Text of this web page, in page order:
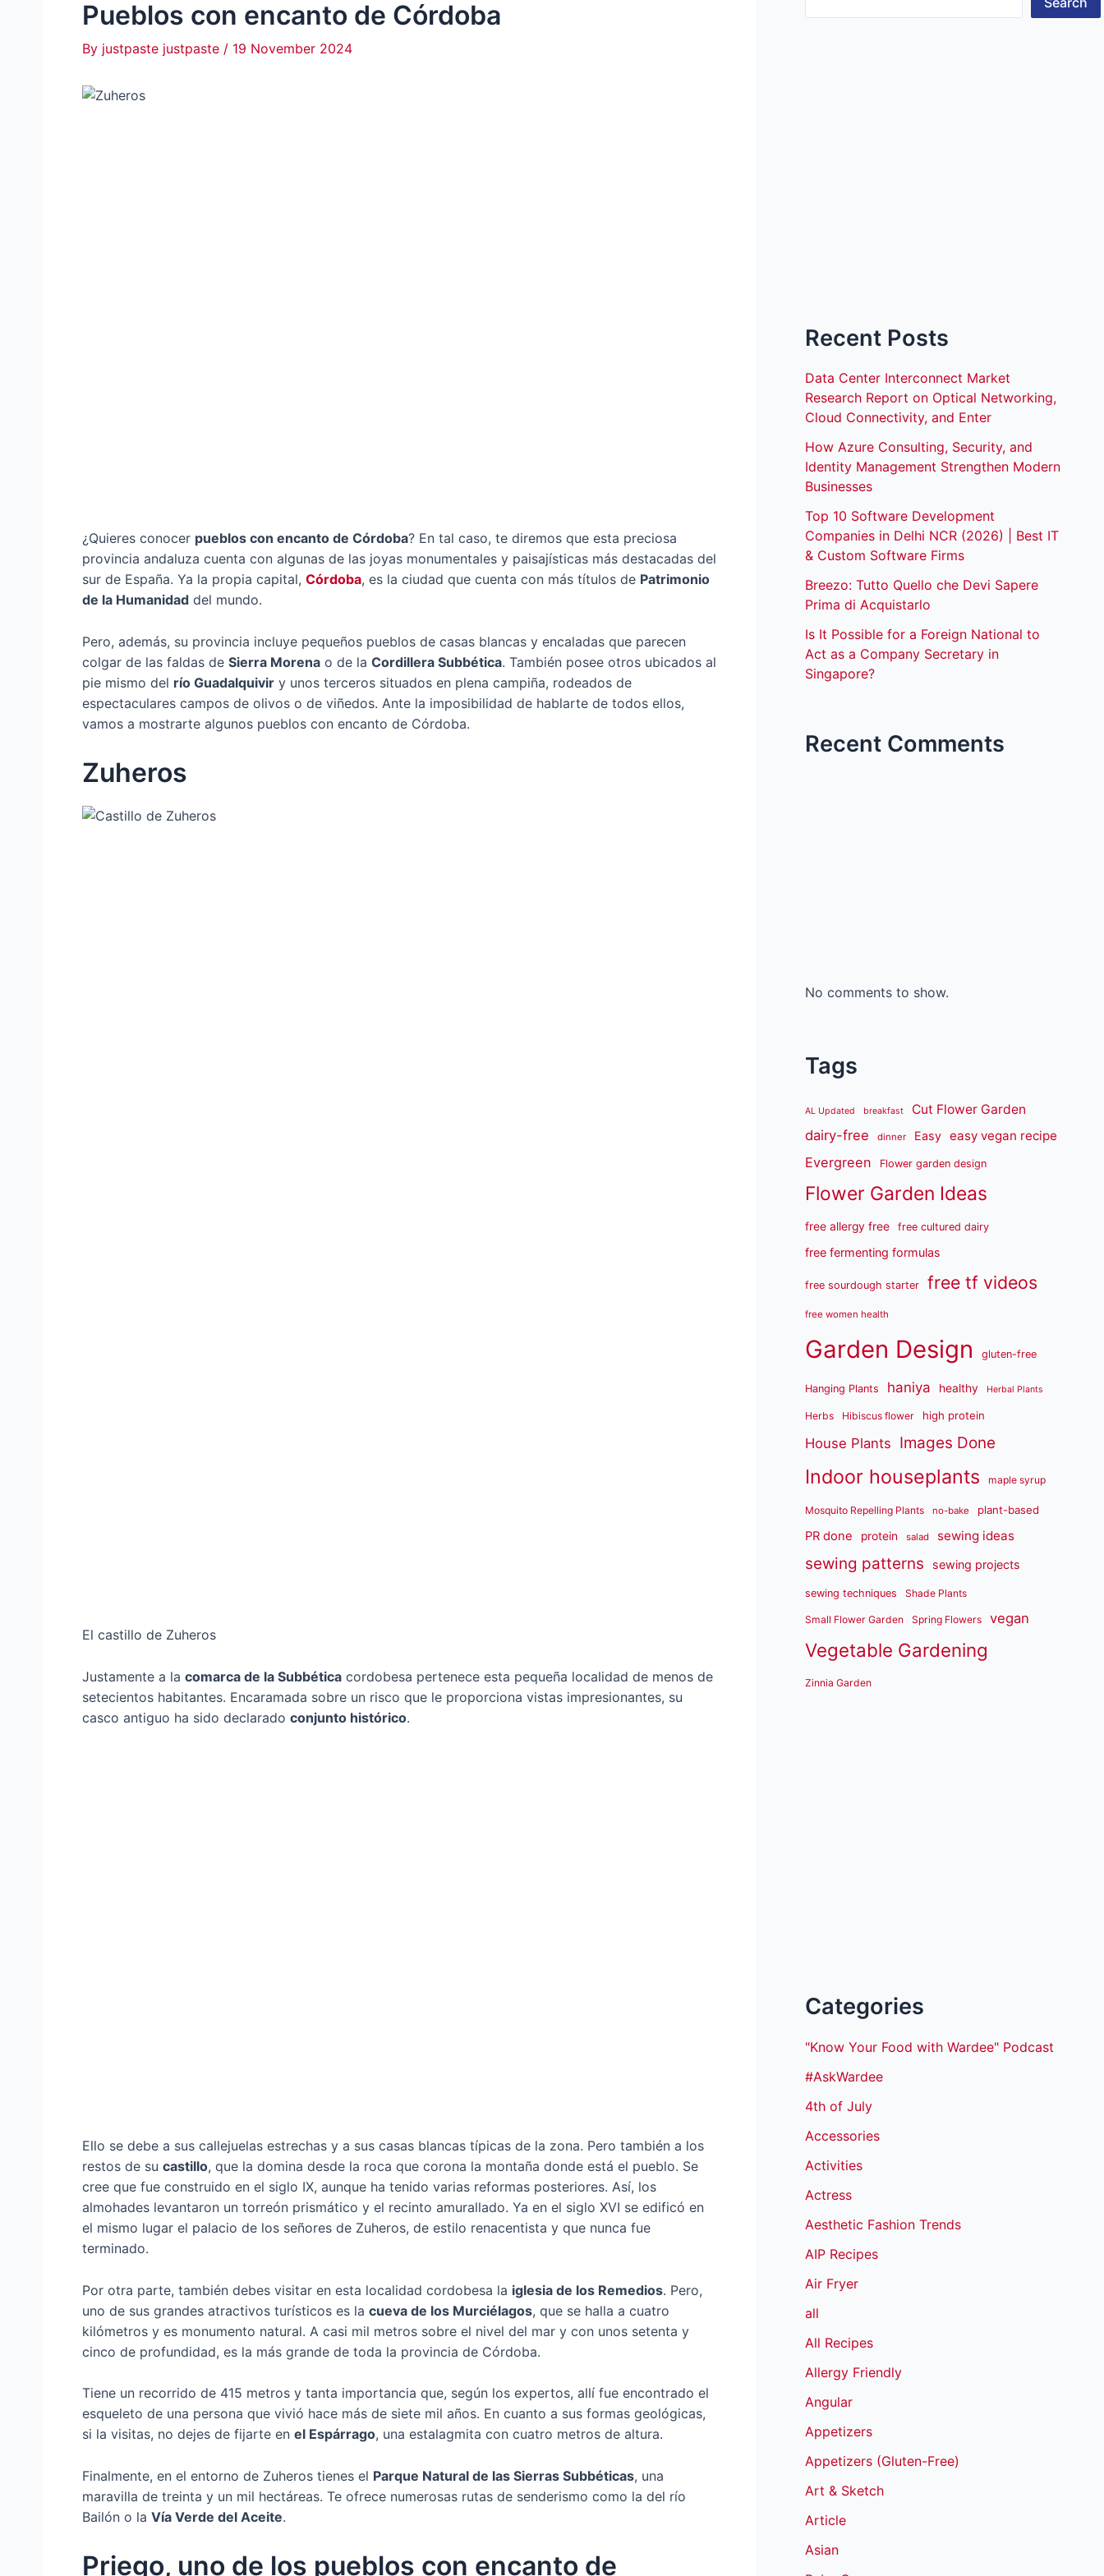
Pueblos con encanto de Córdoba
By justpaste justpaste / 19 November 2024
¿Quieres conocer pueblos con encanto de Córdoba? En tal caso, te diremos que esta preciosa
provincia andaluza cuenta con algunas de las joyas monumentales y paisajísticas más destacadas del
sur de España. Ya la propia capital, Córdoba, es la ciudad que cuenta con más títulos de Patrimonio
de la Humanidad del mundo.
Pero, además, su provincia incluye pequeños pueblos de casas blancas y encaladas que parecen
colgar de las faldas de Sierra Morena o de la Cordillera Subbética. También posee otros ubicados al
pie mismo del río Guadalquivir y unos terceros situados en plena campiña, rodeados de
espectaculares campos de olivos o de viñedos. Ante la imposibilidad de hablarte de todos ellos,
vamos a mostrarte algunos pueblos con encanto de Córdoba.
Zuheros
El castillo de Zuheros
Justamente a la comarca de la Subbética cordobesa pertenece esta pequeña localidad de menos de
setecientos habitantes. Encaramada sobre un risco que le proporciona vistas impresionantes, su
casco antiguo ha sido declarado conjunto histórico.
Ello se debe a sus callejuelas estrechas y a sus casas blancas típicas de la zona. Pero también a los
restos de su castillo, que la domina desde la roca que corona la montaña donde está el pueblo. Se
cree que fue construido en el siglo IX, aunque ha tenido varias reformas posteriores. Así, los
almohades levantaron un torreón prismático y el recinto amurallado. Ya en el siglo XVI se edificó en
el mismo lugar el palacio de los señores de Zuheros, de estilo renacentista y que nunca fue
terminado.
Por otra parte, también debes visitar en esta localidad cordobesa la iglesia de los Remedios. Pero,
uno de sus grandes atractivos turísticos es la cueva de los Murciélagos, que se halla a cuatro
kilómetros y es monumento natural. A casi mil metros sobre el nivel del mar y con unos setenta y
cinco de profundidad, es la más grande de toda la provincia de Córdoba.
Tiene un recorrido de 415 metros y tanta importancia que, según los expertos, allí fue encontrado el
esqueleto de una persona que vivió hace más de siete mil años. En cuanto a sus formas geológicas,
si la visitas, no dejes de fijarte en el Espárrago, una estalagmita con cuatro metros de altura.
Finalmente, en el entorno de Zuheros tienes el Parque Natural de las Sierras Subbéticas, una
maravilla de treinta y un mil hectáreas. Te ofrece numerosas rutas de senderismo como la del río
Bailón o la Vía Verde del Aceite.
Priego, uno de los pueblos con encanto de
Recent Posts
Data Center Interconnect Market
Research Report on Optical Networking,
Cloud Connectivity, and Enter
How Azure Consulting, Security, and
Identity Management Strengthen Modern
Businesses
Top 10 Software Development
Companies in Delhi NCR (2026) | Best IT
& Custom Software Firms
Breezo: Tutto Quello che Devi Sapere
Prima di Acquistarlo
Is It Possible for a Foreign National to
Act as a Company Secretary in
Singapore?
Recent Comments
No comments to show.
Tags
AL Updated breakfast Cut Flower Garden
dairy-free dinner Easy easy vegan recipe
Evergreen Flower garden design
Flower Garden Ideas
free allergy free free cultured dairy
free fermenting formulas
free sourdough starter free tf videos
free women health
Garden Design gluten-free
Hanging Plants haniya healthy Herbal Plants
Herbs Hibiscus flower high protein
House Plants Images Done
Indoor houseplants maple syrup
Mosquito Repelling Plants no-bake plant-based
PR done protein salad sewing ideas
sewing patterns sewing projects
sewing techniques Shade Plants
Small Flower Garden Spring Flowers vegan
Vegetable Gardening
Zinnia Garden
Categories
"Know Your Food with Wardee" Podcast
#AskWardee
4th of July
Accessories
Activities
Actress
Aesthetic Fashion Trends
AIP Recipes
Air Fryer
all
All Recipes
Allergy Friendly
Angular
Appetizers
Appetizers (Gluten-Free)
Art & Sketch
Article
Asian